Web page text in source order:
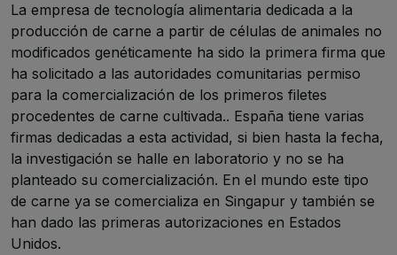
La empresa de tecnología alimentaria dedicada a la
producción de carne a partir de células de animales no
modificados genéticamente ha sido la primera firma que
ha solicitado a las autoridades comunitarias permiso
para la comercialización de los primeros filetes
procedentes de carne cultivada.. España tiene varias
firmas dedicadas a esta actividad, si bien hasta la fecha,
la investigación se halle en laboratorio y no se ha
planteado su comercialización. En el mundo este tipo
de carne ya se comercializa en Singapur y también se
han dado las primeras autorizaciones en Estados
Unidos.